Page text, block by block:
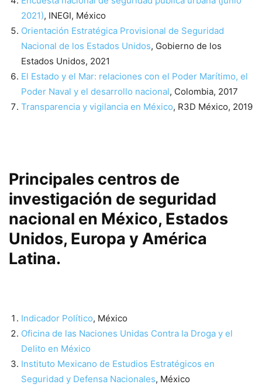
2021), INEGI, México
Orientación Estratégica Provisional de Seguridad
Nacional de los Estados Unidos, Gobierno de los
Estados Unidos, 2021
El Estado y el Mar: relaciones con el Poder Marítimo, el
Poder Naval y el desarrollo nacional, Colombia, 2017
Transparencia y vigilancia en México, R3D México, 2019
Principales centros de
investigación de seguridad
nacional en México, Estados
Unidos, Europa y América
Latina.
Indicador Político, México
Oficina de las Naciones Unidas Contra la Droga y el
Delito en México
Instituto Mexicano de Estudios Estratégicos en
Seguridad y Defensa Nacionales, México